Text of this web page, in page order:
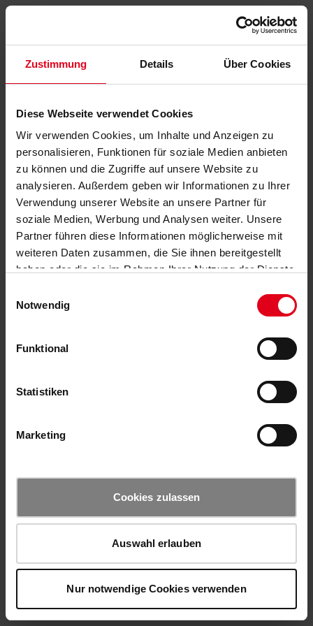
Zustimmung Details Über Cookies
Diese Webseite verwendet Cookies
Wir verwenden Cookies, um Inhalte und Anzeigen zu
personalisieren, Funktionen für soziale Medien anbieten
zu können und die Zugriffe auf unsere Website zu
analysieren. Außerdem geben wir Informationen zu Ihrer
Verwendung unserer Website an unsere Partner für
soziale Medien, Werbung und Analysen weiter. Unsere
Partner führen diese Informationen möglicherweise mit
weiteren Daten zusammen, die Sie ihnen bereitgestellt
haben oder die sie im Rahmen Ihrer Nutzung der Dienste
Notwendig
Funktional
Statistiken
Marketing
Cookies zulassen
Auswahl erlauben
Nur notwendige Cookies verwenden